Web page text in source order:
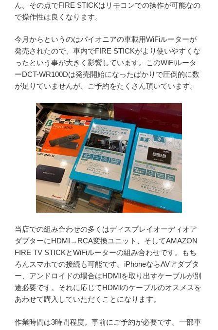
ん。その点でFIRE STICKはリモコンでの操作が可能なの
で操作性は良くなります。
今月からというのはパイオニアの車載用WiFiルーターが
発売されたので、車内でFIRE STICKがより使いやすくな
ったという事が大きく影響しています。このWiFiルータ
ーDCT-WR100Dは発売開始になったばかりで圧倒的に数
が足りていませんが、ご予約をたくさん頂いています。
当店での組み合わせの多くはディスプレイオーディオア
ダプターにHDMI→RCA変換ユニット、そしてAMAZON
FIRE TV STICKとWiFiルーターの組み合わせです。もち
ろんスマホでの接続も可能です。iPhoneならAVアダプタ
ー、アンドロイドの場合はHDMIを取り出すケーブルが別
途必要です。それに応じてHDMIのケーブルのオスメスを
あわせて購入していただくことになります。
作業時間は3時間程度。事前にご予約が必要です。一部車